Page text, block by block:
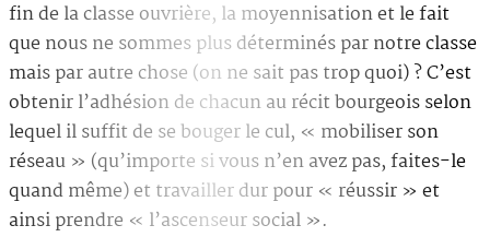
fin de la classe ouvrière, la moyennisation et le fait
que nous ne sommes plus déterminés par notre classe
mais par autre chose (on ne sait pas trop quoi) ? C’est
obtenir l’adhésion de chacun au récit bourgeois selon
lequel il suffit de se bouger le cul, « mobiliser son
réseau » (qu’importe si vous n’en avez pas, faites-le
quand même) et travailler dur pour « réussir » et
ainsi prendre « l’ascenseur social ».